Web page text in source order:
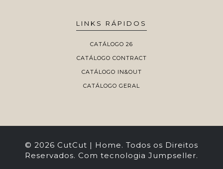
LINKS RÁPIDOS
CATÁLOGO 26
CATÁLOGO CONTRACT
CATÁLOGO IN&OUT
CATÁLOGO GERAL
© 2026 CutCut | Home. Todos os Direitos
Reservados. Com tecnologia Jumpseller.